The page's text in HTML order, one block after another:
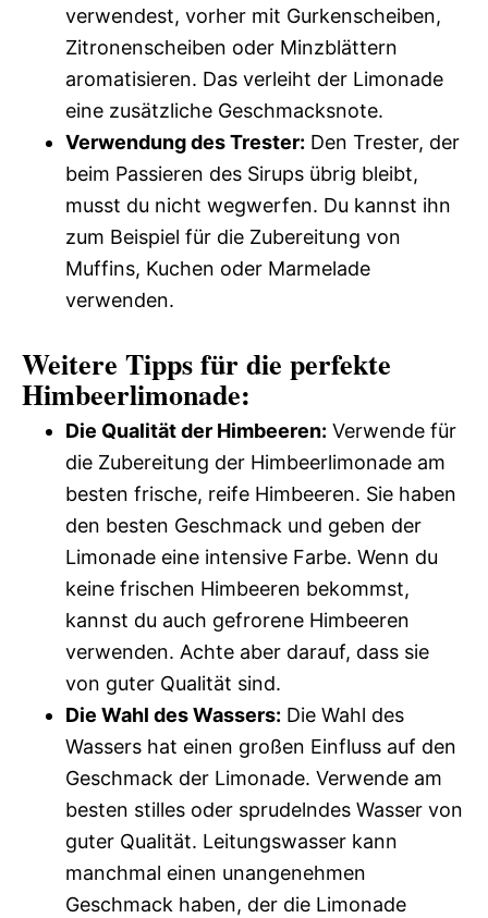
verwendest, vorher mit Gurkenscheiben,
Zitronenscheiben oder Minzblättern
aromatisieren. Das verleiht der Limonade
eine zusätzliche Geschmacksnote.
Verwendung des Trester: Den Trester, der
beim Passieren des Sirups übrig bleibt,
musst du nicht wegwerfen. Du kannst ihn
zum Beispiel für die Zubereitung von
Muffins, Kuchen oder Marmelade
verwenden.
Weitere Tipps für die perfekte
Himbeerlimonade:
Die Qualität der Himbeeren: Verwende für
die Zubereitung der Himbeerlimonade am
besten frische, reife Himbeeren. Sie haben
den besten Geschmack und geben der
Limonade eine intensive Farbe. Wenn du
keine frischen Himbeeren bekommst,
kannst du auch gefrorene Himbeeren
verwenden. Achte aber darauf, dass sie
von guter Qualität sind.
Die Wahl des Wassers: Die Wahl des
Wassers hat einen großen Einfluss auf den
Geschmack der Limonade. Verwende am
besten stilles oder sprudelndes Wasser von
guter Qualität. Leitungswasser kann
manchmal einen unangenehmen
Geschmack haben, der die Limonade